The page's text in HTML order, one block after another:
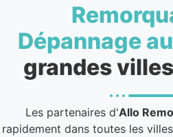
Dépannage
grandes
Les partenaires d'Allo
rapidement dans toutes les